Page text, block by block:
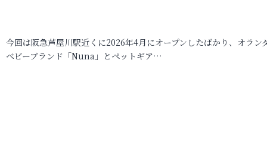
今回は阪急芦屋川駅近くに2026年4月にオープンしたばかり、オラン
ベビーブランド「Nuna」とペットギア…